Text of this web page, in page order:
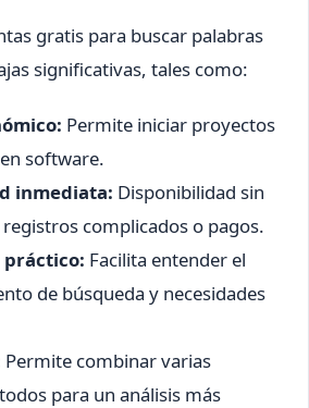
gratis para buscar palabras
significativas, tales como:
Permite iniciar proyectos
software.
inmediata: Disponibilidad sin
registros complicados o pagos.
Facilita entender el
de búsqueda y necesidades
Permite combinar varias
para un análisis más